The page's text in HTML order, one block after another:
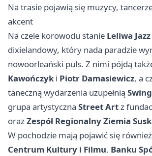
Na trasie pojawią się muzycy,
akcent
Na czele korowodu stanie Leliwa
dixielandowy, który nada paradzie
nowoorleański puls. Z nimi pójdą
Kawończyk i Piotr Damasiewicz, a
taneczną wydarzenia uzupełnią
grupa artystyczna Street Artz
orazZespół Regionalny Ziemia
W pochodzie mają pojawić się
Centrum Kultury i Filmu, Banku